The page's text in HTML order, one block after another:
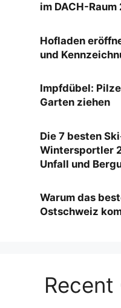
im DACH-
Hofladen
und
Impfdübel:
Garten ziehen
Die 7 besten
Wintersportler
Unfall und
Warum das
Ostschweiz